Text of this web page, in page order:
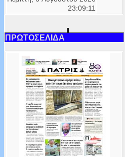
23:09:11
ΠΡΩΤΟΣΕΛΙΔΑ